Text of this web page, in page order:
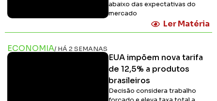
abaixo das expectativas do
mercado
Ler Matéria
ECONOMIA/ HÁ 2 SEMANAS
EUA impõem nova tarifa
de 12,5% a produtos
brasileiros
Decisão considera trabalho